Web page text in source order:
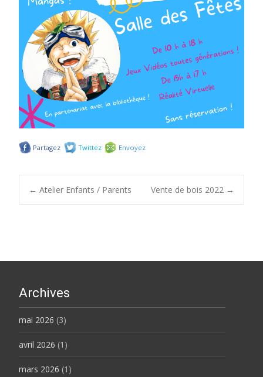
Partagez Twittez Envoyez
Post
← Atelier Enfants / Parents Vente de bois 2022 →
Archives
mai 2026 (3)
avril 2026 (1)
mars 2026 (1)